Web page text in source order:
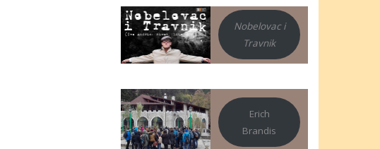
Nobelovac i
Travnik
Erich
Brandis